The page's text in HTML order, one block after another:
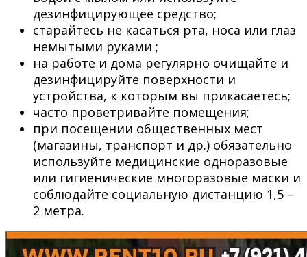
дезинфицирующее средство;
старайтесь не касаться рта, носа или глаз
немытыми руками ;
на работе и дома регулярно очищайте и
дезинфицируйте поверхности и
устройства, к которым вы прикасаетесь;
часто проветривайте помещения;
при посещении общественных мест
(магазины, транспорт и др.) обязательно
используйте медицинские одноразовые
или гигиенические многоразовые маски и
соблюдайте социальную дистанцию 1,5 –
2 метра.